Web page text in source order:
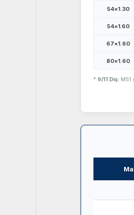
54×1.30
54×1.60
67×1.60
80×1.60
* 9/11 Diş: M51